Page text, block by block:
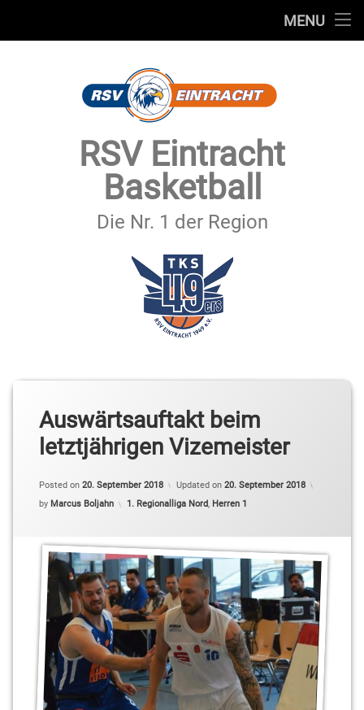
MENU
SECHSTER MANN
IMPRESSUM & DATENSCHUTZ
RSV Eintracht
Basketball
Die Nr. 1 der Region
Auswärtsauftakt beim
letztjährigen Vizemeister
Posted on 20. September 2018 Updated on 20. September 2018
by Marcus Boljahn Categories:
1. Regionalliga Nord, Herren 1